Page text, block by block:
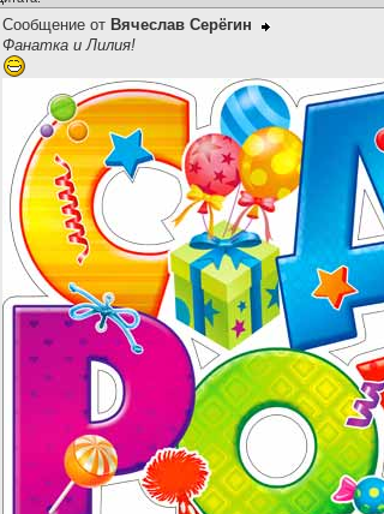
Сообщение от Вячеслав Серёгин
Фанатка и Лилия!